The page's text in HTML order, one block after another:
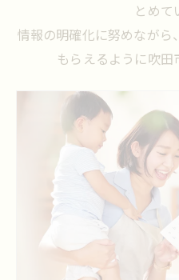
とめて
情報の明確化に努めながら
もらえるように吹田